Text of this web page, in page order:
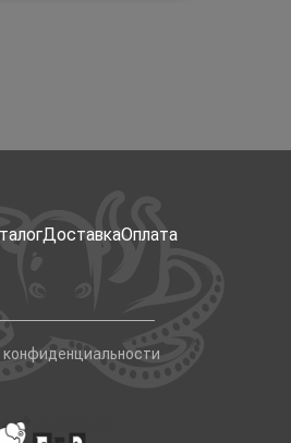
ДоставкаОплата
конфиденциальности